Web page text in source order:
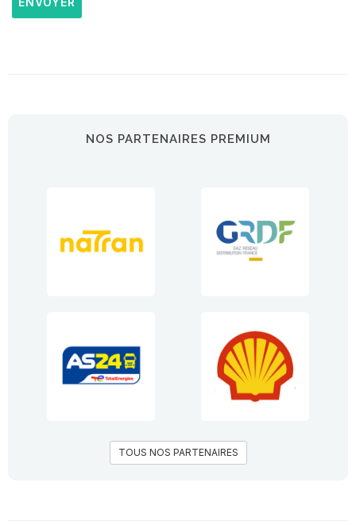
NOS PARTENAIRES PREMIUM
TOUS NOS PARTENAIRES